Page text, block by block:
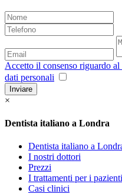
Accetto il consenso riguardo
dati personali
Inviare
×
Dentista italiano a Londra
Dentista italiano a
I nostri dottori
Prezzi
I trattamenti per i
Casi clinici